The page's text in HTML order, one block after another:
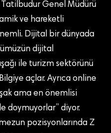
Genel Müdürü
ve hareketli
Dijital bir dünyada
dijital
ile turizm sektörünü
açlar. Ayrıca online
ama en önemlisi
doymuyorlar” diyor.
pozisyonlarında Z